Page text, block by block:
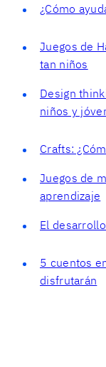
¿Cómo
Juegos de
tan niños
Design
niños y
Crafts:
Juegos de
aprendizaje
El
5 cuentos
disfrutarán